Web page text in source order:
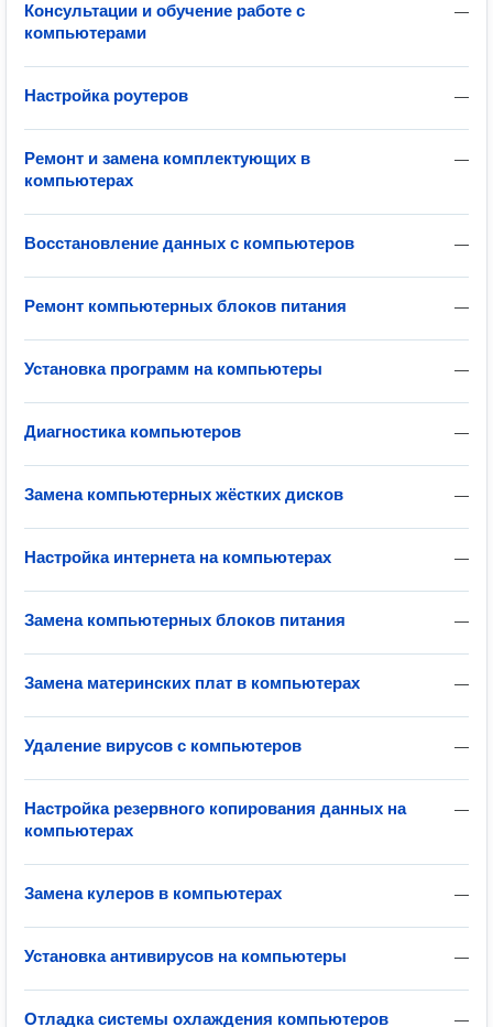
—
Консультации и обучение работе с
компьютерами
—
Настройка роутеров
—
Ремонт и замена комплектующих в
компьютерах
—
Восстановление данных с компьютеров
—
Ремонт компьютерных блоков питания
—
Установка программ на компьютеры
—
Диагностика компьютеров
—
Замена компьютерных жёстких дисков
—
Настройка интернета на компьютерах
—
Замена компьютерных блоков питания
—
Замена материнских плат в компьютерах
—
Удаление вирусов с компьютеров
—
Настройка резервного копирования данных на
компьютерах
—
Замена кулеров в компьютерах
—
Установка антивирусов на компьютеры
—
Отладка системы охлаждения компьютеров